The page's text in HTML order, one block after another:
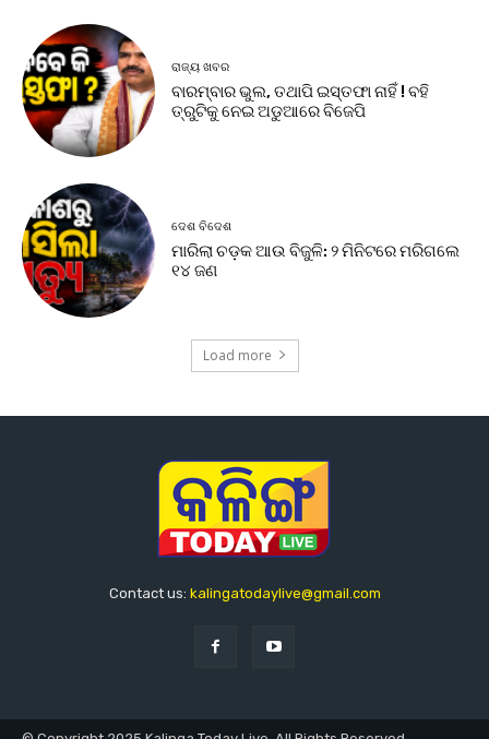
ରାଜ୍ୟ ଖବର
ବାରମ୍ବାର ଭୁଲ, ତଥାପି ଇସ୍ତଫା ନାହିଁ ! ବହି
ତ୍ରୁଟିକୁ ନେଇ ଅଡୁଆରେ ବିଜେପି
ଦେଶ ବିଦେଶ
ମାରିଲା ଚଡ଼କ ଆଉ ବିଜୁଳି: ୨ ମିନିଟରେ ମରିଗଲେ
୧୪ ଜଣ
Load more
Contact us: kalingatodaylive@gmail.com